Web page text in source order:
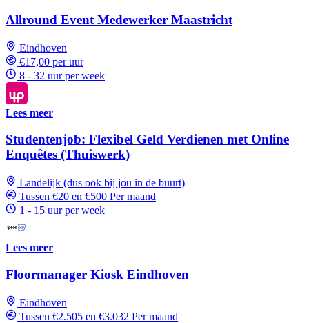
Allround Event Medewerker Maastricht
Eindhoven
€17,00 per uur
8 - 32 uur per week
Lees meer
Studentenjob: Flexibel Geld Verdienen met Online
Enquêtes (Thuiswerk)
Landelijk (dus ook bij jou in de buurt)
Tussen €20 en €500 Per maand
1 - 15 uur per week
Lees meer
Floormanager Kiosk Eindhoven
Eindhoven
Tussen €2.505 en €3.032 Per maand